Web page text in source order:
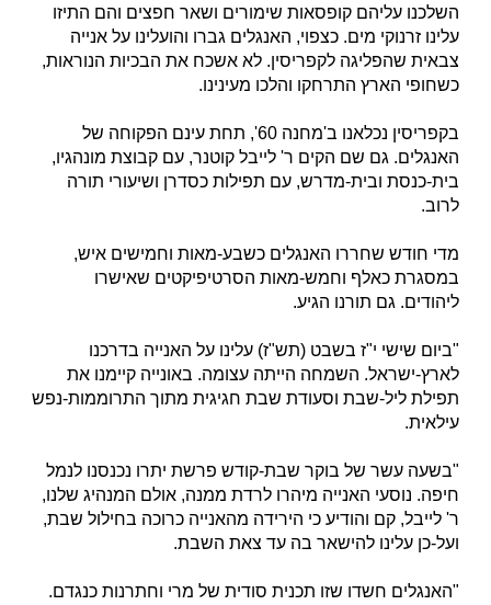
השלכנו עליהם קופסאות שימורים ושאר חפצים והם התיזו
עלינו זרנוקי מים. כצפוי, האנגלים גברו והועלינו על אנייה
צבאית שהפליגה לקפריסין. לא אשכח את הבכיות הנוראות,
כשחופי הארץ התרחקו והלכו מעינינו.
בקפריסין נכלאנו ב'מחנה 60', תחת עינם הפקוחה של
האנגלים. גם שם הקים ר' לייבל קוטנר, עם קבוצת מונהגיו,
בית-כנסת ובית-מדרש, עם תפילות כסדרן ושיעורי תורה
לרוב.
מדי חודש שחררו האנגלים כשבע-מאות וחמישים איש,
במסגרת כאלף וחמש-מאות הסרטיפיקטים שאישרו
ליהודים. גם תורנו הגיע.
"ביום שישי י"ז בשבט (תש"ז) עלינו על האנייה בדרכנו
לארץ-ישראל. השמחה הייתה עצומה. באונייה קיימנו את
תפילת ליל-שבת וסעודת שבת חגיגית מתוך התרוממות-נפש
עילאית.
"בשעה עשר של בוקר שבת-קודש פרשת יתרו נכנסנו לנמל
חיפה. נוסעי האנייה מיהרו לרדת ממנה, אולם המנהיג שלנו,
ר' לייבל, קם והודיע כי הירידה מהאנייה כרוכה בחילול שבת,
ועל-כן עלינו להישאר בה עד צאת השבת.
"האנגלים חשדו שזו תכנית סודית של מרי וחתרנות כנגדם.